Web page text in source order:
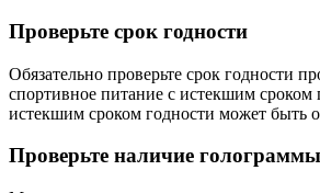
Проверьте срок годности
Обязательно проверьте срок годности
спортивное питание с истекшим сроком
истекшим сроком годности может быть
Проверьте наличие голограммы